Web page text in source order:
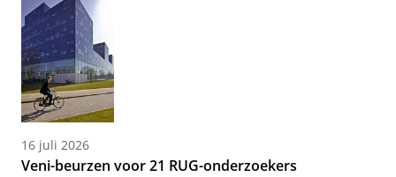
16 juli 2026
Veni-beurzen voor 21 RUG-onderzoekers